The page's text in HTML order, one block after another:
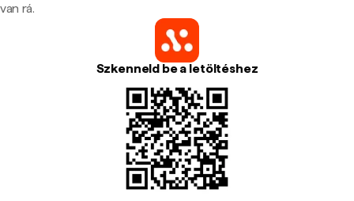
van rá.
Szkenneld be a letöltéshez